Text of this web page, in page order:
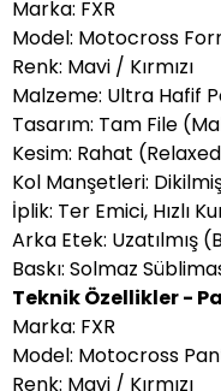
Marka: FXR
Model: Motocross
Renk: Mavi / Kırmızı
Malzeme: Ultra Hafif
Tasarım: Tam File
Kesim: Rahat
Kol Manşetleri:
İplik: Ter Emici, Hızlı
Arka Etek: Uzatılmış
Baskı: Solmaz
Teknik Özellikler -
Marka: FXR
Model: Motocross
Renk: Mavi / Kırmızı